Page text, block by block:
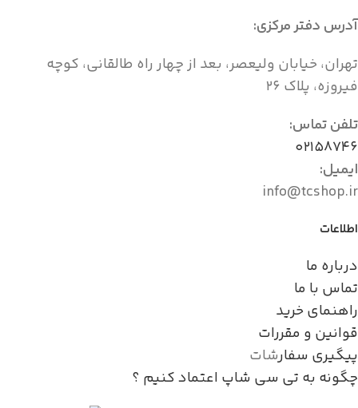
آدرس دفتر مرکزی:
تهران، خیابان ولیعصر، بعد از چهار راه طالقانی، کوچه
فیروزه، پلاک ۲۶
تلفن تماس:
۰۲۱۵۸۷۴۶
ایمیل:
info@tcshop.ir
اطلاعات
درباره ما
تماس با ما
راهنمای خرید
قوانین و مقررات
پیگیری سفارشات
چگونه به تی سی شاپ اعتماد کنیم ؟